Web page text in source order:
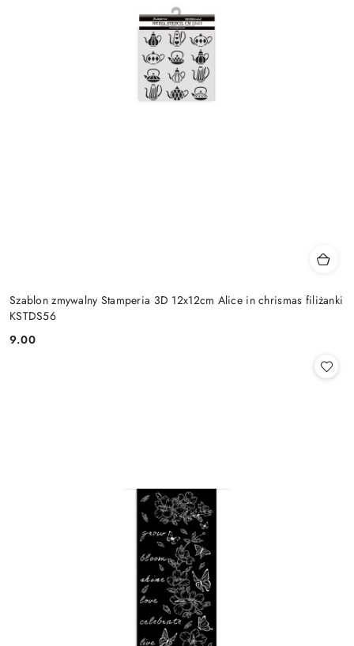
Szablon zmywalny Stamperia 3D 12x12cm Alice in chrismas filiżanki
KSTDS56
Cena:
9.00